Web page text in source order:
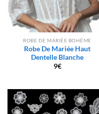
ROBE DE MARIÉE BOHÈME
Robe De Mariée Haut
Dentelle Blanche
9€